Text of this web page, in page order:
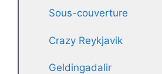
Sous-couverture
Crazy Reykjavik
Geldingadalir